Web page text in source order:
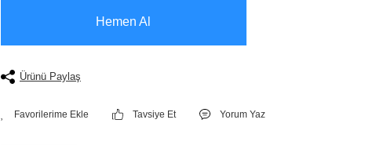
Hemen Al
Ürünü Paylaş
Tavsiye Et Yorum Yaz